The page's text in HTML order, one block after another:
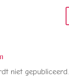
niet gepubliceerd.